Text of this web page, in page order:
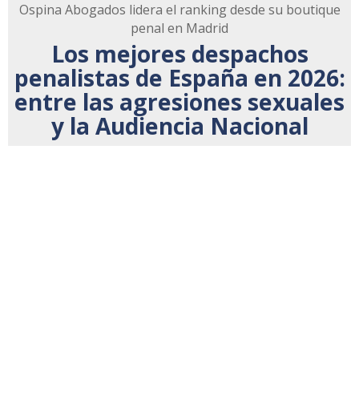
Ospina Abogados lidera el ranking desde su boutique
penal en Madrid
Los mejores despachos
penalistas de España en 2026:
entre las agresiones sexuales
y la Audiencia Nacional